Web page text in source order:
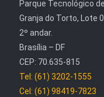
Parque Tecnológico
Granja do Torto, Lote
2º andar.
Brasília – DF
CEP: 70.635-815
Tel: (61) 3202-1555
Cel: (61) 98419-7823